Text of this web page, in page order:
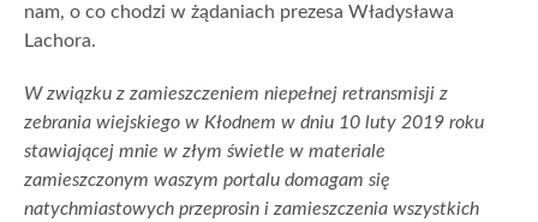
nam, o co chodzi w żądaniach prezesa Władysława
Lachora.
W związku z zamieszczeniem niepełnej retransmisji z
zebrania wiejskiego w Kłodnem w dniu 10 luty 2019 roku
stawiającej mnie w złym świetle w materiale
zamieszczonym waszym portalu domagam się
natychmiastowych przeprosin i zamieszczenia wszystkich